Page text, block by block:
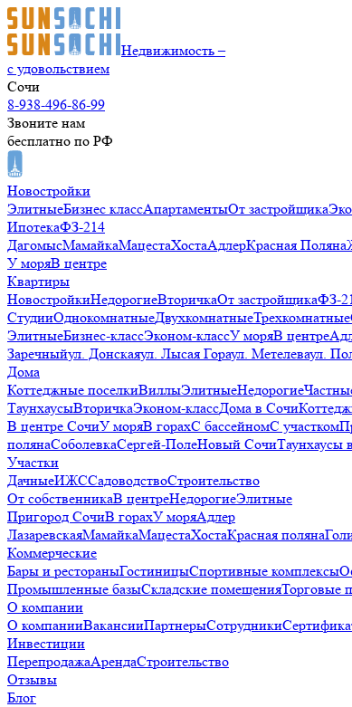
Недвижимость –
с удовольствием
Сочи
8-938-496-86-99
Звоните нам
бесплатно по РФ
Новостройки
ЭлитныеБизнес классАпартаментыОт застройщика
ИпотекаФЗ-214
ДагомысМамайкаМацестаХостаАдлерКрасная Поляна
У моряВ центре
Квартиры
НовостройкиНедорогиеВторичкаОт застройщикаФЗ-
СтудииОднокомнатныеДвухкомнатныеТрехкомнатные
ЭлитныеБизнес-классЭконом-классУ моряВ центре
Заречныйул. Донскаяул. Лысая Гораул. Метелеваул.
Дома
Коттеджные поселкиВиллыЭлитныеНедорогие
ТаунхаусыВторичкаЭконом-классДома в Сочи
В центре СочиУ моряВ горахС бассейномС участком
полянаСоболевкаСергей-ПолеНовый СочиТаунхаусы
Участки
ДачныеИЖССадоводствоСтроительство
От собственникаВ центреНедорогиеЭлитные
Пригород СочиВ горахУ моряАдлер
ЛазаревскаяМамайкаМацестаХостаКрасная поляна
Коммерческие
Бары и рестораныГостиницыСпортивные комплексы
Промышленные базыСкладские помещенияТорговые
О компании
О компанииВакансииПартнерыСотрудники
Инвестиции
ПерепродажаАрендаСтроительство
Отзывы
Блог